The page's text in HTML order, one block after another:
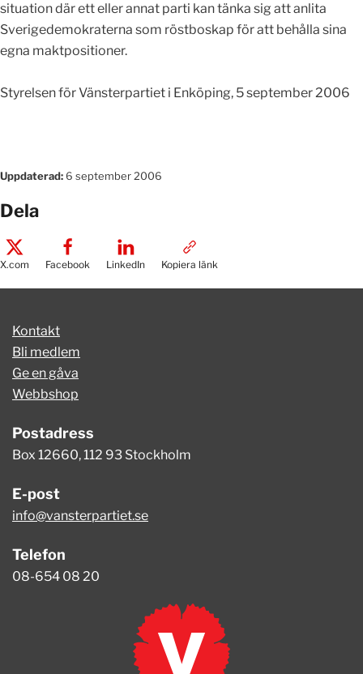
situation där ett eller annat parti kan tänka sig att anlita
Sverigedemokraterna som röstboskap för att behålla sina
egna maktpositioner.
Styrelsen för Vänsterpartiet i Enköping, 5 september 2006
Uppdaterad:6 september 2006
Dela
X.com Facebook LinkedIn Kopiera länk
Kontakt
Bli medlem
Ge en gåva
Webbshop
Postadress
Box 12660, 112 93 Stockholm
E-post
info@vansterpartiet.se
Telefon
08-654 08 20